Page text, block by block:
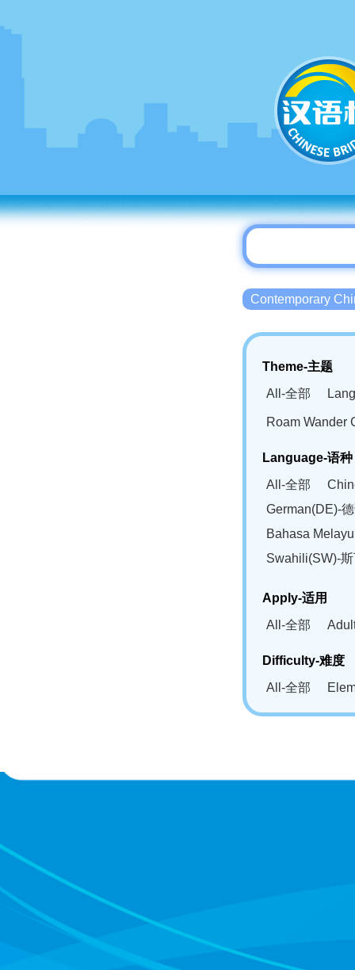
Contemporary
Theme-主题
All-全部
Roam Wander
Language-语种
All-全部
German(DE)-
Bahasa
Swahili(SW)-
Apply-适用
All-全部
Difficulty-难度
All-全部